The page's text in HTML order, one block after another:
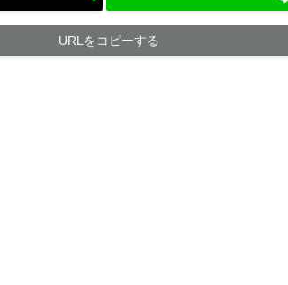
URLをコピーする